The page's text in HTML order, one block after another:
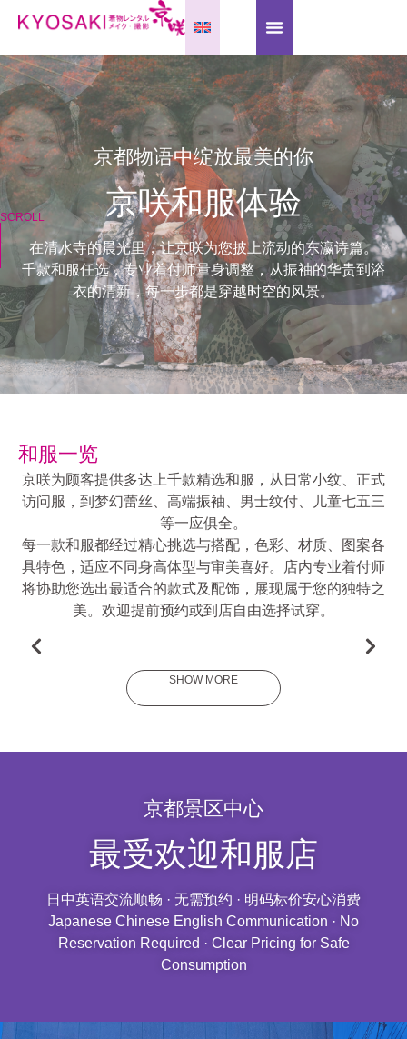
SCROLL
京都物语中绽放最美的你
京咲和服体验
在清水寺的晨光里，让京咲为您披上流动的东瀛诗篇。
千款和服任选，专业着付师量身调整，从振袖的华贵到浴
衣的清新，每一步都是穿越时空的风景。
和服一览
京咲为顾客提供多达上千款精选和服，从日常小纹、正式
访问服，到梦幻蕾丝、高端振袖、男士纹付、儿童七五三
等一应俱全。
每一款和服都经过精心挑选与搭配，色彩、材质、图案各
具特色，适应不同身高体型与审美喜好。店内专业着付师
将协助您选出最适合的款式及配饰，展现属于您的独特之
美。欢迎提前预约或到店自由选择试穿。
振袖和服
SHOW MORE
京都景区中心
最受欢迎和服店
日中英语交流顺畅 · 无需预约 · 明码标价安心消费
Japanese Chinese English Communication · No
Reservation Required · Clear Pricing for Safe
Consumption